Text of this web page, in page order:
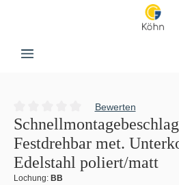
Durchschnittliche Bewertung von 0
Bewerten
Festdrehbar met.
Edelstahl poliert/matt
Lochung: BB